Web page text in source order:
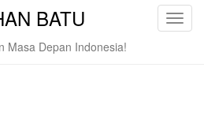
T
BATU
Masa Depan Indonesia!